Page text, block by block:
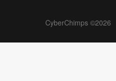
CyberChimps ©2026